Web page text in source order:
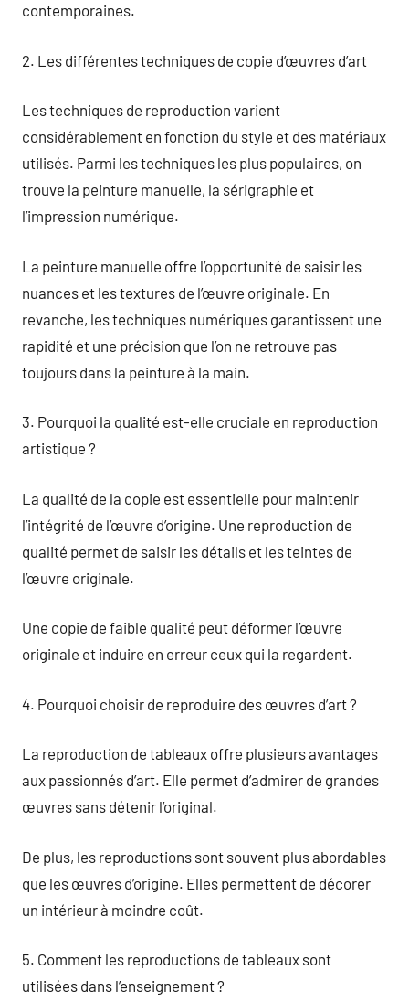
contemporaines.
2. Les différentes techniques de copie d’œuvres d’art
Les techniques de reproduction varient
considérablement en fonction du style et des matériaux
utilisés. Parmi les techniques les plus populaires, on
trouve la peinture manuelle, la sérigraphie et
l’impression numérique.
La peinture manuelle offre l’opportunité de saisir les
nuances et les textures de l’œuvre originale. En
revanche, les techniques numériques garantissent une
rapidité et une précision que l’on ne retrouve pas
toujours dans la peinture à la main.
3. Pourquoi la qualité est-elle cruciale en reproduction
artistique ?
La qualité de la copie est essentielle pour maintenir
l’intégrité de l’œuvre d’origine. Une reproduction de
qualité permet de saisir les détails et les teintes de
l’œuvre originale.
Une copie de faible qualité peut déformer l’œuvre
originale et induire en erreur ceux qui la regardent.
4. Pourquoi choisir de reproduire des œuvres d’art ?
La reproduction de tableaux offre plusieurs avantages
aux passionnés d’art. Elle permet d’admirer de grandes
œuvres sans détenir l’original.
De plus, les reproductions sont souvent plus abordables
que les œuvres d’origine. Elles permettent de décorer
un intérieur à moindre coût.
5. Comment les reproductions de tableaux sont
utilisées dans l’enseignement ?